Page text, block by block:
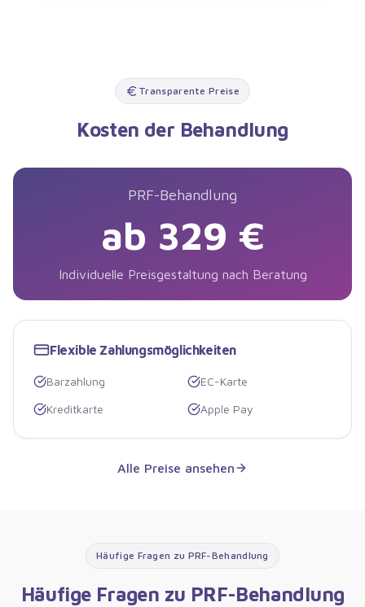
Transparente Preise
Kosten der Behandlung
PRF-Behandlung
ab 329 €
Individuelle Preisgestaltung nach Beratung
Flexible Zahlungsmöglichkeiten
Barzahlung
EC-Karte
Kreditkarte
Apple Pay
Alle Preise ansehen
Häufige Fragen zu PRF-Behandlung
Häufige Fragen zu PRF-Behandlung